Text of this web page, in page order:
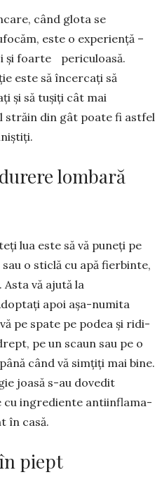
când glota se
este o experiență –
și foarte periculoasă.
este să încercați să
și să tușiți cât mai
stră­in din gât poate fi astfel
lombară
lua este să vă puneți pe
o sticlă cu apă fierbinte,
vă ajută la
apoi așa-numita
pe spate pe podea și ridi­
pe un sca­un sau pe o
când vă simțiți mai bine.
joasă s-au dovedit
cu ingrediente antiinfla­ma­
în casă.
piept